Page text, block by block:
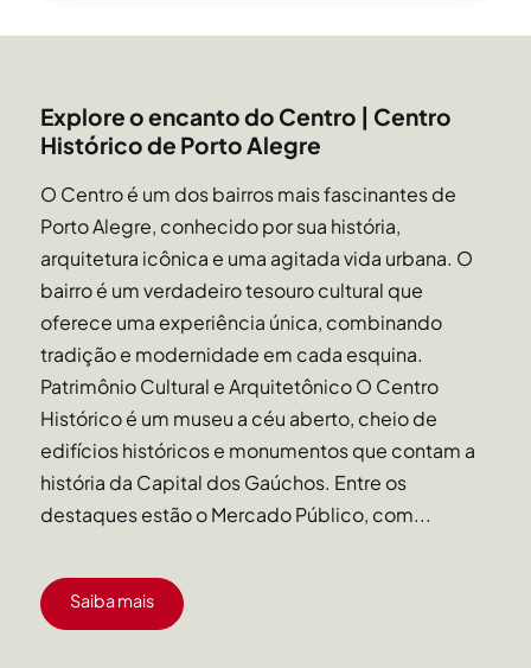
Explore o encanto do Centro | Centro
Histórico de Porto Alegre
O Centro é um dos bairros mais fascinantes de
Porto Alegre, conhecido por sua história,
arquitetura icônica e uma agitada vida urbana. O
bairro é um verdadeiro tesouro cultural que
oferece uma experiência única, combinando
tradição e modernidade em cada esquina.
Patrimônio Cultural e Arquitetônico O Centro
Histórico é um museu a céu aberto, cheio de
edifícios históricos e monumentos que contam a
história da Capital dos Gaúchos. Entre os
destaques estão o Mercado Público, com...
Saiba mais